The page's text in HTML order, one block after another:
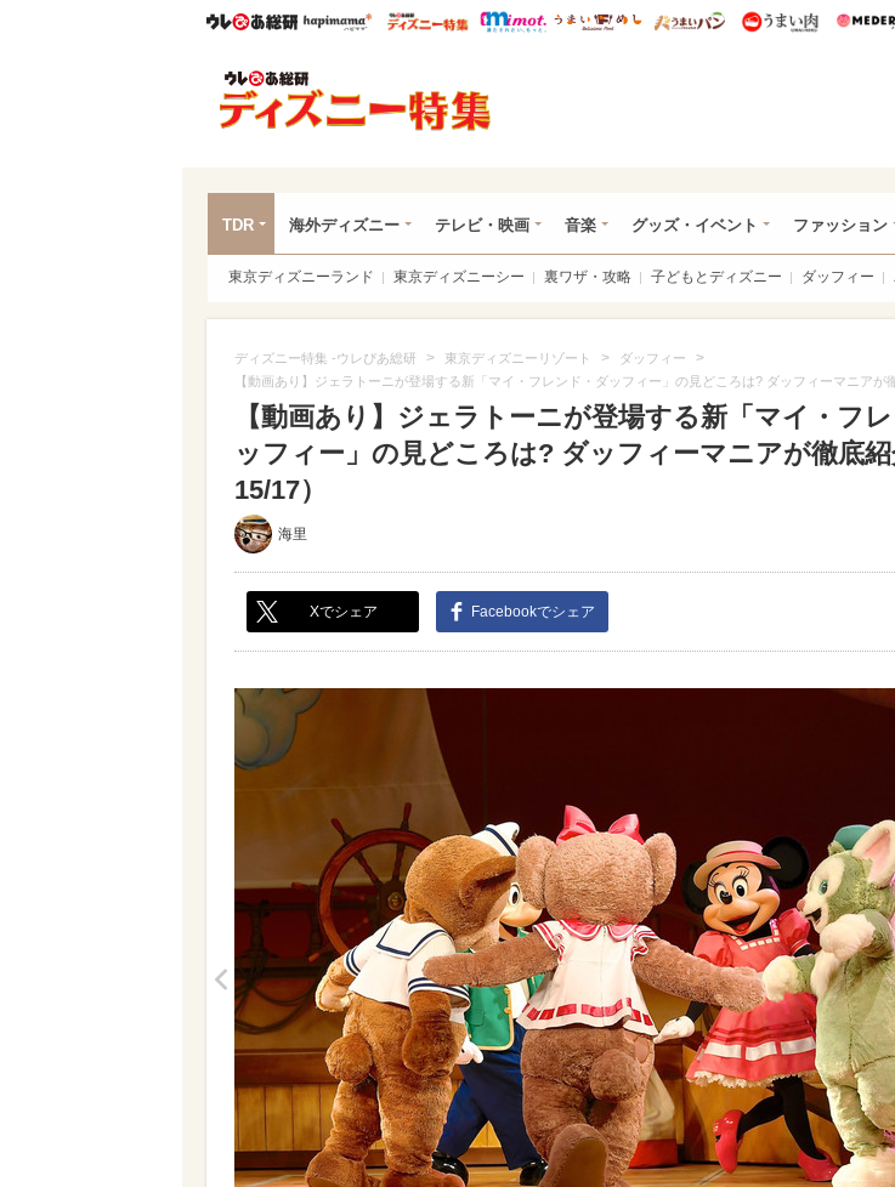
ウレぴあ総研ハピママ* ウレぴあ総研 ディズニー特集
mimot. うまいめし うまいパン うまい
TDR 海外ディズニー テレビ・映画 音楽 グッズ・イベント ファッション
東京ディズニーランド 東京ディズニーシー 裏ワザ・攻略 子どもとディズニー ダッフィー
ディズニー特集 -ウレぴあ総研 > 東京ディズニーリゾート > ダッフィー >
【動画あり】ジェラトーニが登場する新「マイ・フレンド・ダッフィー」の見どころは? ダッフィーマニアが
【動画あり】ジェラトーニが登場する新「マイ・フ
ッフィー」の見どころは? ダッフィーマニアが徹底
15/17）
海里
Xでシェア Facebookでシェア